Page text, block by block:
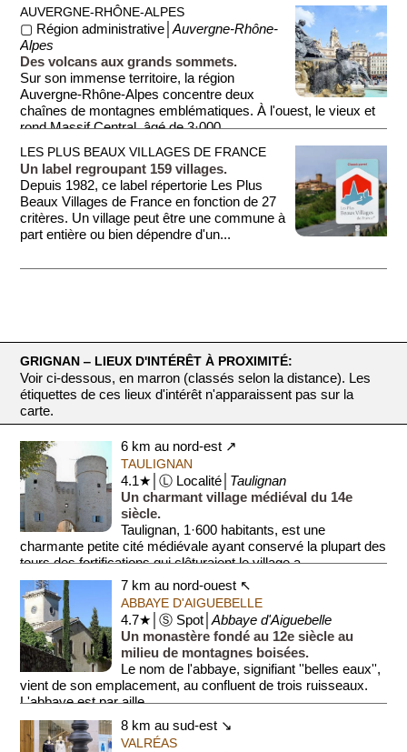
AUVERGNE-RHÔNE-ALPES
▢ Région administrative│Auvergne-Rhône-
Alpes
Des volcans aux grands sommets.
Sur son immense territoire, la région
Auvergne-Rhône-Alpes concentre deux
chaînes de montagnes emblématiques. À l'ouest, le vieux et
rond Massif Central, âgé de 3·000...
LES PLUS BEAUX VILLAGES DE FRANCE
Un label regroupant 159 villages.
Depuis 1982, ce label répertorie Les Plus
Beaux Villages de France en fonction de 27
critères. Un village peut être une commune à
part entière ou bien dépendre d'un...
GRIGNAN ‒ LIEUX D'INTÉRÊT À PROXIMITÉ:
Voir ci-dessous, en marron (classés selon la distance). Les
étiquettes de ces lieux d'intérêt n'apparaissent pas sur la
carte.
6 km au nord-est ↗
TAULIGNAN
4.1★│Ⓛ Localité│ Taulignan
Un charmant village médiéval du 14e
siècle.
Taulignan, 1·600 habitants, est une
charmante petite cité médiévale ayant conservé la plupart des
tours des fortifications qui clôturaient le village a...
7 km au nord-ouest ↖
ABBAYE D'AIGUEBELLE
4.7★│Ⓢ Spot│Abbaye d'Aiguebelle
Un monastère fondé au 12e siècle au
milieu de montagnes boisées.
Le nom de l'abbaye, signifiant ''belles eaux'',
vient de son emplacement, au confluent de trois ruisseaux.
L'abbaye est par aille...
8 km au sud-est ↘
VALRÉAS